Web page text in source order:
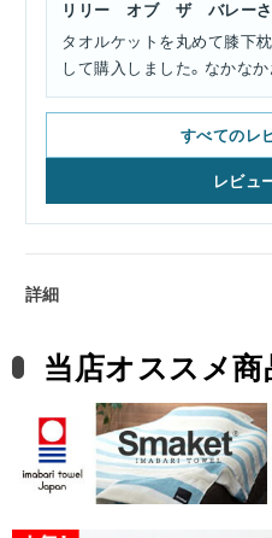
リリー オブ ザ バレー
タオルケットを丸めて膝下
して購入しました。なかなか
すべてのレ
レビュ
詳細
当店オススメ商